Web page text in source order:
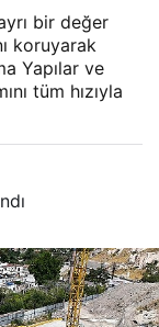
bir değer
koruyarak
Yapılar ve
tüm hızıyla